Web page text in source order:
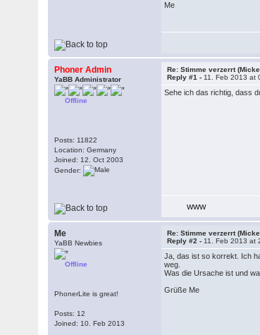
Me
Phoner Admin
YaBB Administrator
Offline
Posts: 11822
Location: Germany
Joined: 12. Oct 2003
Gender:
Re: Stimme verzerrt
Reply #1 - 11. Feb 2013 at
Sehe ich das richtig, dass
WWW
Me
YaBB Newbies
Offline
PhonerLite is great!
Posts: 12
Joined: 10. Feb 2013
Re: Stimme verzerrt
Reply #2 - 11. Feb 2013 at
Ja, das ist so korrekt. Ich
weg.
Was die Ursache ist und
Grüße Me